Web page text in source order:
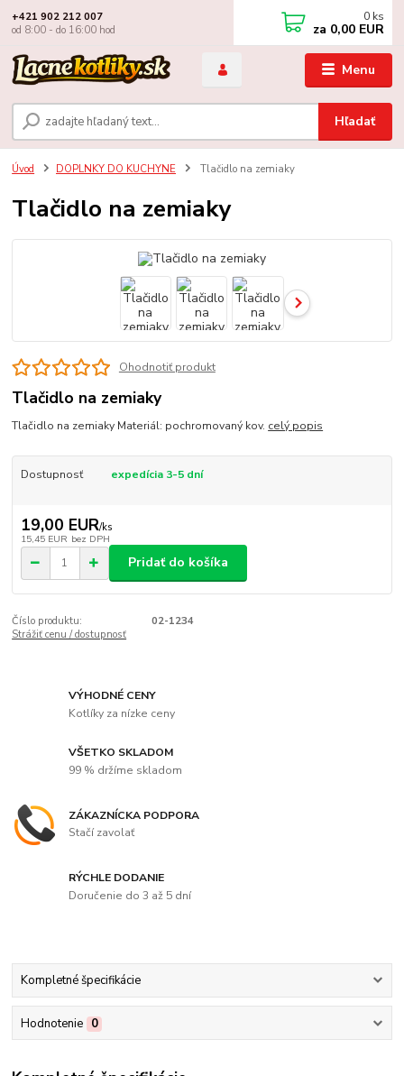
Menu
Hľadať
+421 902 212 007
od 8:00 - do 16:00 hod
0 ks
za 0,00 EUR
Úvod DOPLNKY DO KUCHYNE Tlačidlo na zemiaky
Tlačidlo na zemiaky
Ohodnotiť produkt
Tlačidlo na zemiaky
Tlačidlo na zemiaky Materiál: pochromovaný kov. celý popis
Dostupnosť expedícia 3-5 dní
19,00 EUR/ks
15,45 EUR bez DPH
Pridať do košíka
Číslo produktu:
02-1234
Strážiť cenu / dostupnosť
VÝHODNÉ CENY
Kotlíky za nízke ceny
VŠETKO SKLADOM
99 % držíme skladom
ZÁKAZNÍCKA PODPORA
Stačí zavolať
RÝCHLE DODANIE
Doručenie do 3 až 5 dní
Kompletné špecifikácie
Hodnotenie 0